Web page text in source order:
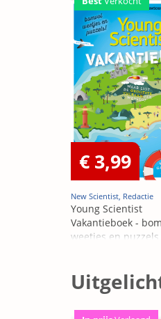
€ 3,99
New Scientist, Redactie
Young Scientist
Vakantieboek -
weetjes en puzzels